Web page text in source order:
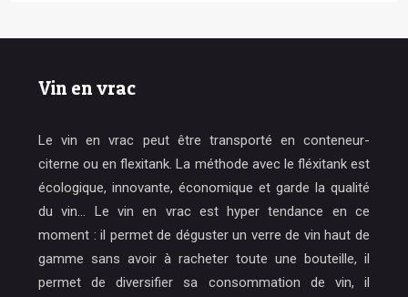
Vin en vrac
Le vin en vrac peut être transporté en conteneur-
citerne ou en flexitank. La méthode avec le fléxitank est
écologique, innovante, économique et garde la qualité
du vin… Le vin en vrac est hyper tendance en ce
moment : il permet de déguster un verre de vin haut de
gamme sans avoir à racheter toute une bouteille, il
permet de diversifier sa consommation de vin, il